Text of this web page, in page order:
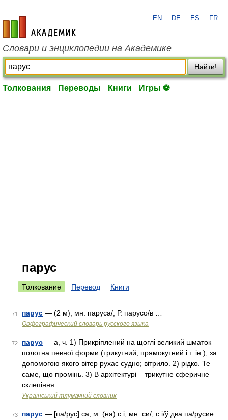
academic.ru
EN DE ES FR
Словари и энциклопедии на Академике
Найти!
Толкования Переводы Книги Игры ⚽
парус
Толкование Перевод Книги
71 парус — (2 м); мн. паруса/, Р. парусо/в …
Орфографический словарь русского языка
72 парус — а, ч. 1) Прикріплений на щоглі великий шматок
полотна певної форми (трикутний, прямокутний і т. ін.), за
допомогою якого вітер рухає судно; вітрило. 2) рідко. Те
саме, що промінь. 3) В архітектурі – трикутне сферичне
склепіння …
Український тлумачний словник
73 парус — [па/рус] са, м. (на) с і, мн. си/, с і/ў два па/русие …